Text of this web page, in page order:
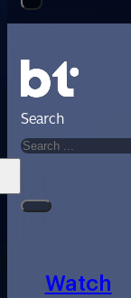
Search
Watch